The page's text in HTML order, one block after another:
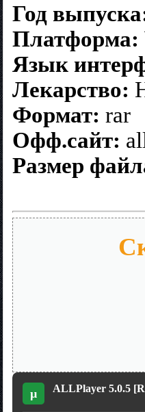
Год
Платформа:
Язык
Лекарство:
Формат: rar
Офф.сайт:
Размер
µ ALLPlayer 5.0.5